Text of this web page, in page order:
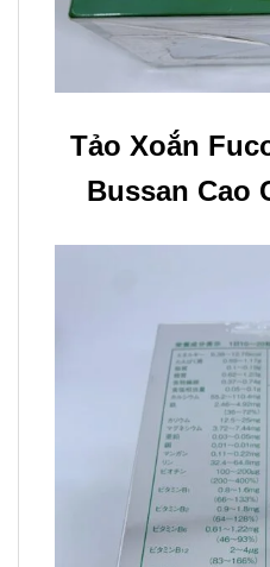
Tảo Xoắn
Bussan Cao